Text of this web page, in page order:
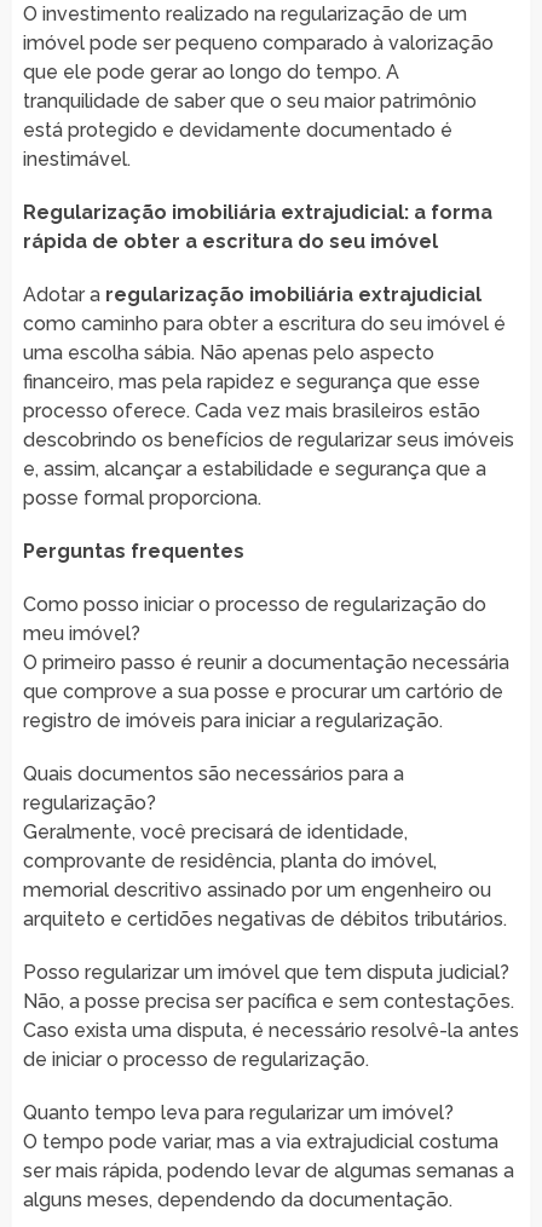
O investimento realizado na regularização de um
imóvel pode ser pequeno comparado à valorização
que ele pode gerar ao longo do tempo. A
tranquilidade de saber que o seu maior patrimônio
está protegido e devidamente documentado é
inestimável.
Regularização imobiliária extrajudicial: a forma
rápida de obter a escritura do seu imóvel
Adotar a regularização imobiliária extrajudicial
como caminho para obter a escritura do seu imóvel é
uma escolha sábia. Não apenas pelo aspecto
financeiro, mas pela rapidez e segurança que esse
processo oferece. Cada vez mais brasileiros estão
descobrindo os benefícios de regularizar seus imóveis
e, assim, alcançar a estabilidade e segurança que a
posse formal proporciona.
Perguntas frequentes
Como posso iniciar o processo de regularização do
meu imóvel?
O primeiro passo é reunir a documentação necessária
que comprove a sua posse e procurar um cartório de
registro de imóveis para iniciar a regularização.
Quais documentos são necessários para a
regularização?
Geralmente, você precisará de identidade,
comprovante de residência, planta do imóvel,
memorial descritivo assinado por um engenheiro ou
arquiteto e certidões negativas de débitos tributários.
Posso regularizar um imóvel que tem disputa judicial?
Não, a posse precisa ser pacífica e sem contestações.
Caso exista uma disputa, é necessário resolvê-la antes
de iniciar o processo de regularização.
Quanto tempo leva para regularizar um imóvel?
O tempo pode variar, mas a via extrajudicial costuma
ser mais rápida, podendo levar de algumas semanas a
alguns meses, dependendo da documentação.